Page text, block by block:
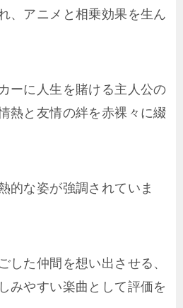
、アニメと相乗効果を生ん
ーに人生を賭ける主人公の
熱と友情の絆を赤裸々に綴
的な姿が強調されていま
した仲間を想い出させる、
みやすい楽曲として評価を